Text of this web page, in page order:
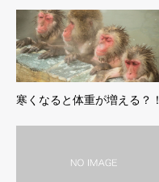
寒くなると体重が増える？！